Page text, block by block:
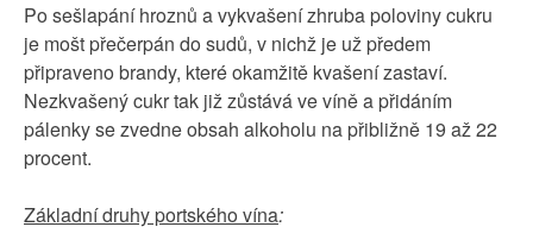
Po sešlapání hroznů a vykvašení zhruba poloviny cukru
je mošt přečerpán do sudů, v nichž je už předem
připraveno brandy, které okamžitě kvašení zastaví.
Nezkvašený cukr tak již zůstává ve víně a přidáním
pálenky se zvedne obsah alkoholu na přibližně 19 až 22
procent.
Základní druhy portského vína: